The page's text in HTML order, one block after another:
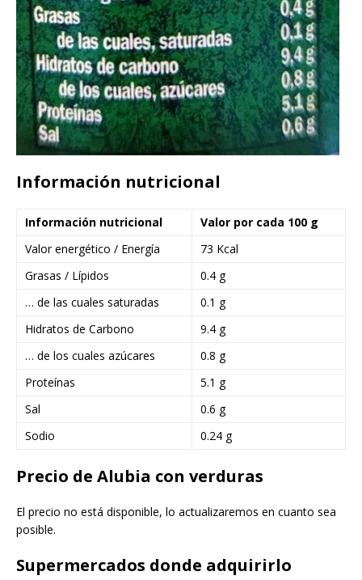
Información nutricional
Información nutricional
Valor por cada 100 g
Valor energético / Energía
73 Kcal
Grasas / Lípidos
0.4 g
… de las cuales saturadas
0.1 g
Hidratos de Carbono
9.4 g
… de los cuales azúcares
0.8 g
Proteínas
5.1 g
Sal
0.6 g
Sodio
0.24 g
Precio de Alubia con verduras
El precio no está disponible, lo actualizaremos en cuanto sea
posible.
Supermercados donde adquirirlo